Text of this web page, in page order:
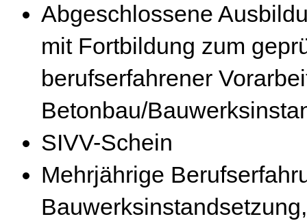
Abgeschlossene
mit Fortbildung zum
berufserfahrener
Betonbau/
SIVV-Schein
Mehrjährige